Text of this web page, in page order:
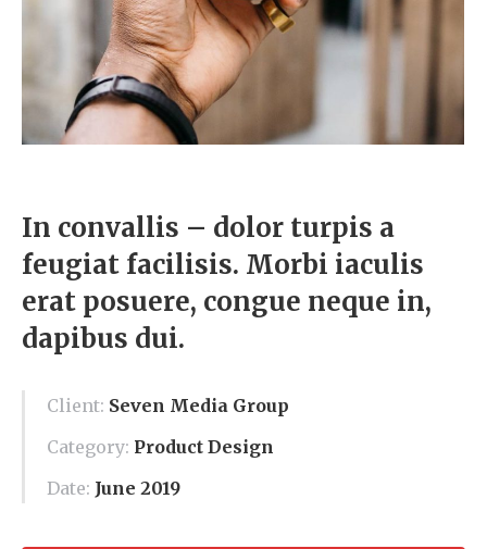
In convallis – dolor turpis a
feugiat facilisis. Morbi iaculis
erat posuere, congue neque in,
dapibus dui.
Client: Seven Media Group
Category: Product Design
Date: June 2019